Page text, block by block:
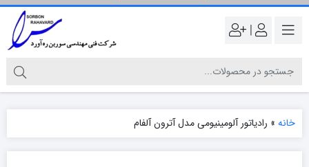
|
خانه » رادیاتور آلومینیومی مدل آترون آلفام